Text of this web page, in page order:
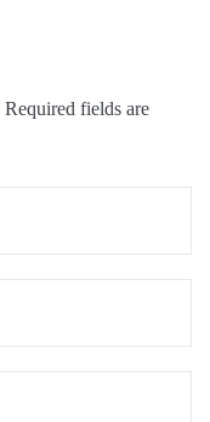
Required fields are